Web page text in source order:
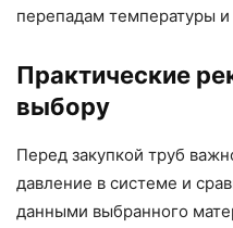
перепадам температуры
Практические
выбору
Перед закупкой труб
давление в системе и
данными выбранного